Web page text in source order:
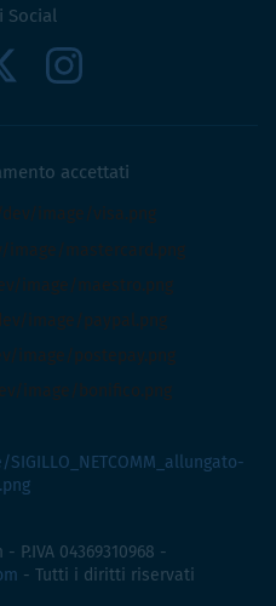
Social
accettati
P.IVA 04369310968 -
- Tutti i diritti riservati